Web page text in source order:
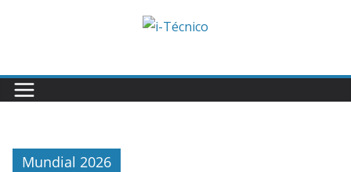
Mundial 2026